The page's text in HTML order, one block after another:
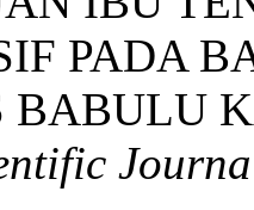
PADA
BABULU